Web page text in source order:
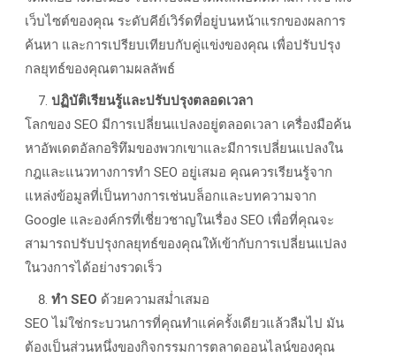
เว็บไซต์ของคุณ ระดับคีย์เวิร์ดที่อยู่บนหน้าแรกของผลการ
ค้นหา และการเปรียบเทียบกับคู่แข่งของคุณ เพื่อปรับปรุง
กลยุทธ์ของคุณตามผลลัพธ์
ปฏิบัติเรียนรู้และปรับปรุงตลอดเวลา
โลกของ SEO มีการเปลี่ยนแปลงอยู่ตลอดเวลา เครื่องมือค้น
หาอัพเดตอัลกอริทึมของพวกเขาและมีการเปลี่ยนแปลงใน
กฎและแนวทางการทำ SEO อยู่เสมอ คุณควรเรียนรู้จาก
แหล่งข้อมูลที่เป็นทางการเช่นบล็อกและบทความจาก
Google และองค์กรที่เชี่ยวชาญในเรื่อง SEO เพื่อที่คุณจะ
สามารถปรับปรุงกลยุทธ์ของคุณให้เข้ากับการเปลี่ยนแปลง
ในวงการได้อย่างรวดเร็ว
ทำ SEO ด้วยความสม่ำเสมอ
SEO ไม่ใช่กระบวนการที่คุณทำแค่ครั้งเดียวแล้วลืมไป มัน
ต้องเป็นส่วนหนึ่งของกิจกรรมการตลาดออนไลน์ของคุณ